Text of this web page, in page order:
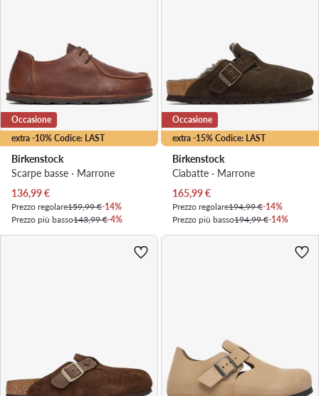
extra -10% Codice: LAST
Occasione
Birkenstock
Scarpe basse · Marrone
Prezzo attuale
136,99€
Prezzo regolare159,99 €-14%
Prezzo più basso143,99 €-4%
extra -15% Codice: LAST
Occasione
Birkenstock
Ciabatte · Marrone
Prezzo attuale
165,99€
Prezzo regolare194,99 €-14%
Prezzo più basso194,99 €-14%